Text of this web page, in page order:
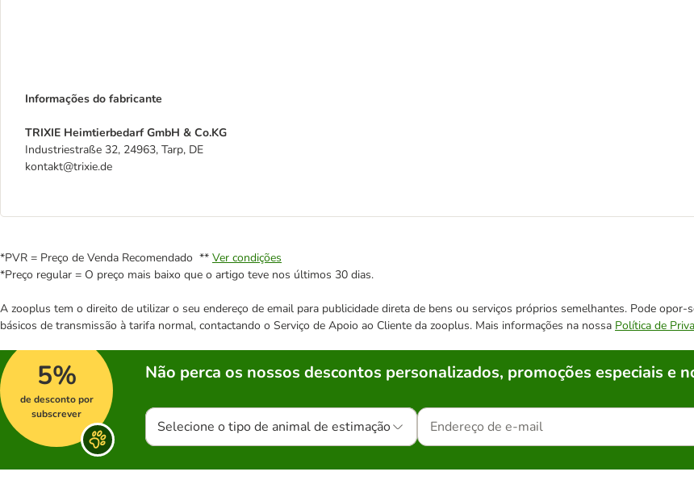
Informações do fabricante
TRIXIE Heimtierbedarf GmbH & Co.KG
Industriestraße 32, 24963, Tarp, DE
kontakt@trixie.de
*PVR = Preço de Venda Recomendado ** Ver condições
*Preço regular = O preço mais baixo que o artigo teve nos últimos 30 dias.
A zooplus tem o direito de utilizar o seu endereço de email para publicidade direta de bens ou serviços próprios semelhantes. Pode
básicos de transmissão à tarifa normal, contactando o Serviço de Apoio ao Cliente da zooplus. Mais informações na nossa Política de
5%
de desconto por
subscrever
Não perca os nossos descontos personalizados, promoções especiais e
Selecione o tipo de animal de estimação